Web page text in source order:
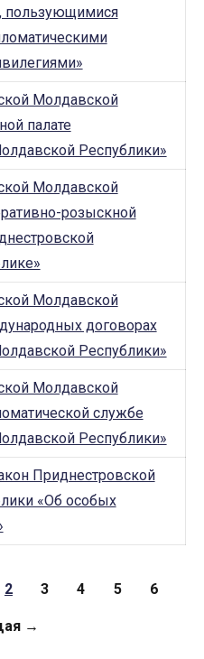
пользующимися
Молдавской
палате
Республики»
Молдавской
розыскной
Молдавской
договорах
Республики»
Молдавской
службе
Республики»
Приднестровской
«Об особых
2 3 4 5 6
→